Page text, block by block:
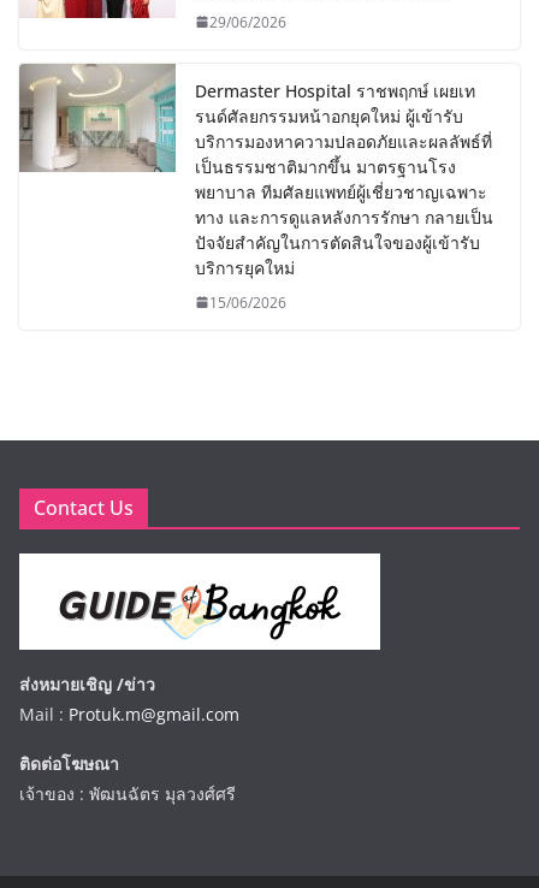
29/06/2026
Dermaster Hospital ราชพฤกษ์ เผยเท
รนด์ศัลยกรรมหน้าอกยุคใหม่ ผู้เข้ารับ
บริการมองหาความปลอดภัยและผลลัพธ์ที่
เป็นธรรมชาติมากขึ้น มาตรฐานโรง
พยาบาล ทีมศัลยแพทย์ผู้เชี่ยวชาญเฉพาะ
ทาง และการดูแลหลังการรักษา กลายเป็น
ปัจจัยสำคัญในการตัดสินใจของผู้เข้ารับ
บริการยุคใหม่
15/06/2026
Contact Us
ส่งหมายเชิญ /ข่าว
Mail : Protuk.m@gmail.com
ติดต่อโฆษณา
เจ้าของ : พัฒนฉัตร มุลวงศ์ศรี